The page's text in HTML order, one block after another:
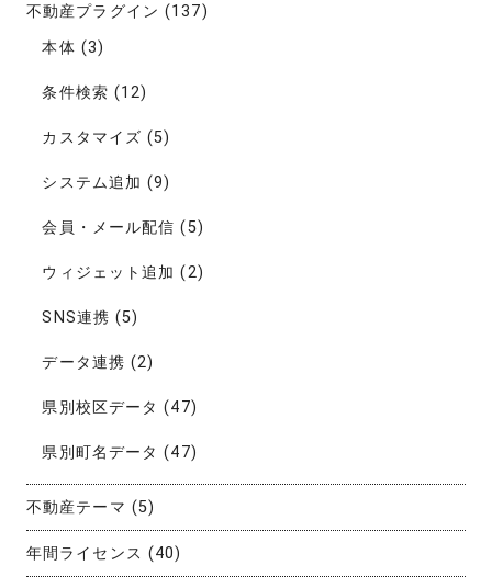
不動産プラグイン (137)
本体 (3)
条件検索 (12)
カスタマイズ (5)
システム追加 (9)
会員・メール配信 (5)
ウィジェット追加 (2)
SNS連携 (5)
データ連携 (2)
県別校区データ (47)
県別町名データ (47)
不動産テーマ (5)
年間ライセンス (40)